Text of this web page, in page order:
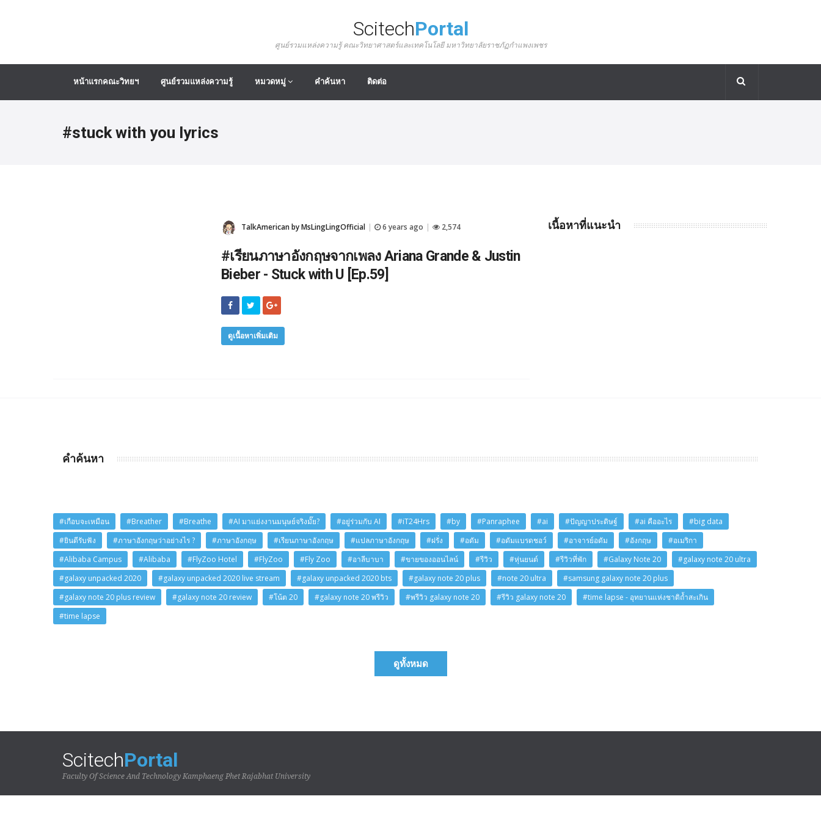
ScitechPortal
ศูนย์รวมแหล่งความรู้ คณะวิทยาศาสตร์และเทคโนโลยี มหาวิทยาลัยราชภัฏกำแพงเพชร
หน้าแรกคณะวิทยฯ ศูนย์รวมแหล่งความรู้ หมวดหมู่ คำค้นหา ติดต่อ
#stuck with you lyrics
TalkAmerican by MsLingLingOfficial 6 years ago 2,574
#เรียนภาษาอังกฤษจากเพลง Ariana Grande & Justin
Bieber - Stuck with U [Ep.59]
ดูเนื้อหาเพิ่มเติม
เนื้อหาที่แนะนำ
คำค้นหา
#เกือบจะเหมือน #Breather #Breathe #AI มาแย่งงานมนุษย์จริงมั๊ย? #อยู่ร่วมกับ AI #iT24Hrs #by #Panraphee #ai #ปัญญาประดิษฐ์ #ai คืออะไร
#big data
#ยินดีรับฟัง
#ภาษาอังกฤษว่าอย่างไร ? #ภาษาอังกฤษ #เรียนภาษาอังกฤษ #แปลภาษาอังกฤษ #ฝรั่ง #อดัม #อดัมแบรดชอว์ #อาจารย์อดัม #อังกฤษ
#อเมริกา
#Alibaba Campus
#Alibaba #FlyZoo Hotel #FlyZoo #Fly Zoo #อาลีบาบา #ขายของออนไลน์ #รีวิว #หุ่นยนต์ #รีวิวที่พัก #Galaxy Note 20
#galaxy note 20 ultra
#galaxy unpacked 2020
#galaxy unpacked 2020 live stream #galaxy unpacked 2020 bts #galaxy note 20 plus #note 20 ultra
#samsung galaxy note 20 plus
#galaxy note 20 plus review
#galaxy note 20 review #โน้ต 20 #galaxy note 20 พรีวิว #พรีวิว galaxy note 20 #รีวิว galaxy note 20
#time lapse - อุทยานแห่งชาติถ้ำสะเกิน
#time lapse
ดูทั้งหมด
ScitechPortal
Faculty Of Science And Technology Kamphaeng Phet Rajabhat University